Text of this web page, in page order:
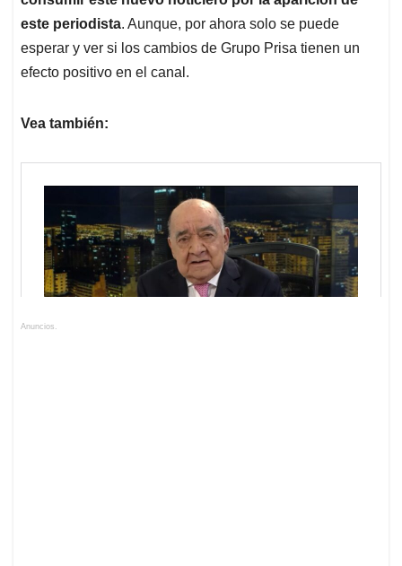
este periodista. Aunque, por ahora solo se puede
esperar y ver si los cambios de Grupo Prisa tienen un
efecto positivo en el canal.
Vea también:
Anuncios.